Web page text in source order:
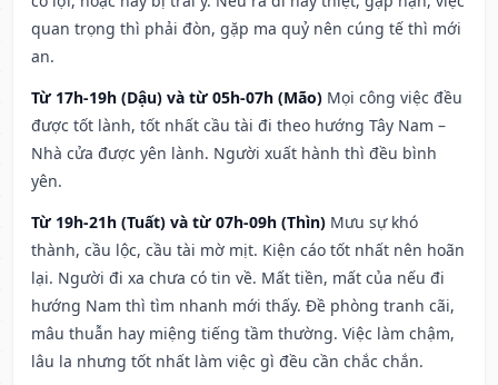
quan trọng thì phải đòn, gặp ma quỷ nên cúng tế thì mới
an.
Từ 17h-19h (Dậu) và từ 05h-07h (Mão) Mọi công việc đều
được tốt lành, tốt nhất cầu tài đi theo hướng Tây Nam –
Nhà cửa được yên lành. Người xuất hành thì đều bình
yên.
Từ 19h-21h (Tuất) và từ 07h-09h (Thìn) Mưu sự khó
thành, cầu lộc, cầu tài mờ mịt. Kiện cáo tốt nhất nên hoãn
lại. Người đi xa chưa có tin về. Mất tiền, mất của nếu đi
hướng Nam thì tìm nhanh mới thấy. Đề phòng tranh cãi,
mâu thuẫn hay miệng tiếng tầm thường. Việc làm chậm,
lâu la nhưng tốt nhất làm việc gì đều cần chắc chắn.